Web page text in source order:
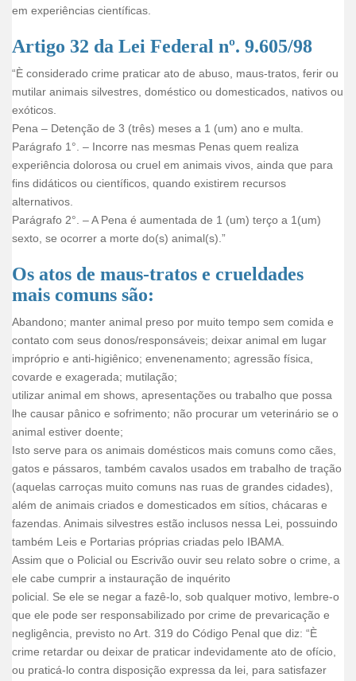
em experiências científicas.
Artigo 32 da Lei Federal nº. 9.605/98
“È considerado crime praticar ato de abuso, maus-tratos, ferir ou
mutilar animais silvestres, doméstico ou domesticados, nativos ou
exóticos.
Pena – Detenção de 3 (três) meses a 1 (um) ano e multa.
Parágrafo 1°. – Incorre nas mesmas Penas quem realiza
experiência dolorosa ou cruel em animais vivos, ainda que para
fins didáticos ou científicos, quando existirem recursos
alternativos.
Parágrafo 2°. – A Pena é aumentada de 1 (um) terço a 1(um)
sexto, se ocorrer a morte do(s) animal(s).”
Os atos de maus-tratos e crueldades
mais comuns são:
Abandono; manter animal preso por muito tempo sem comida e
contato com seus donos/responsáveis; deixar animal em lugar
impróprio e anti-higiênico; envenenamento; agressão física,
covarde e exagerada; mutilação;
utilizar animal em shows, apresentações ou trabalho que possa
lhe causar pânico e sofrimento; não procurar um veterinário se o
animal estiver doente;
Isto serve para os animais domésticos mais comuns como cães,
gatos e pássaros, também cavalos usados em trabalho de tração
(aquelas carroças muito comuns nas ruas de grandes cidades),
além de animais criados e domesticados em sítios, chácaras e
fazendas. Animais silvestres estão inclusos nessa Lei, possuindo
também Leis e Portarias próprias criadas pelo IBAMA.
Assim que o Policial ou Escrivão ouvir seu relato sobre o crime, a
ele cabe cumprir a instauração de inquérito
policial. Se ele se negar a fazê-lo, sob qualquer motivo, lembre-o
que ele pode ser responsabilizado por crime de prevaricação e
negligência, previsto no Art. 319 do Código Penal que diz: “È
crime retardar ou deixar de praticar indevidamente ato de ofício,
ou praticá-lo contra disposição expressa da lei, para satisfazer